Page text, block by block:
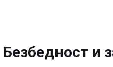
Безбедност и